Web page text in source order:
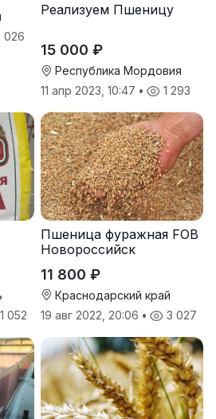
026
Реализуем Пшеницу
15 000 ₽
Республика Мордовия
11 апр 2023, 10:47 • 1 293
1 052
Пшеница фуражная FOB
Новороссийск
11 800 ₽
Краснодарский край
19 авг 2022, 20:06 • 3 027